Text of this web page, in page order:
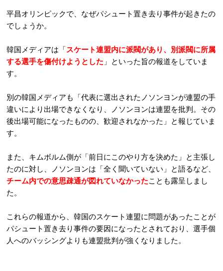
平昌オリンピックで、なぜパシュート置き去り事件が起きたの
でしょうか。
韓国メディアは「スケート連盟内に派閥があり、別派閥に所属
する選手を傷付けようとした 」といった旨の報道をしていま
す。
別の韓国メディアも「代表に選出されたノソンヨンが連盟の手
違いにより出場できなくなり、ノソンヨンは連盟を批判。その
後出場可能になったものの、歓迎されなかった」と報じていま
す。
また、キムボルム側が「前日にこのやり方を決めた」と主張し
たのに対し、ノソンヨンは「全く聞いていない」と語るなど、
チーム内での意思疎通が図れていなかったことも露呈しまし
た。
これらの報道から、韓国のスケート連盟に問題があったことが
パシュート置き去り事件の要因になったとされており、選手個
人へのバッシングよりも連盟批判が強くなりました。